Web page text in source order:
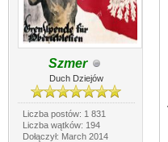
Szmer
Duch Dziejów
Liczba postów: 1 831
Liczba wątków: 194
Dołączył: March 2014